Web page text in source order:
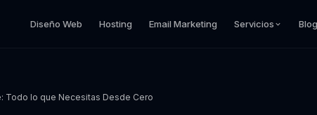
Diseño Web Hosting Email Marketing Servicios Blog
Todo lo que Necesitas Desde Cero